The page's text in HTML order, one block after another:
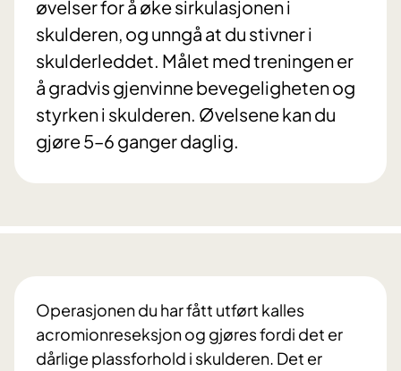
øvelser for å øke sirkulasjonen i
skulderen, og unngå at du stivner i
skulderleddet. Målet med treningen er
å gradvis gjenvinne bevegeligheten og
styrken i skulderen. Øvelsene kan du
gjøre 5–6 ganger daglig.
Operasjonen du har fått utført kalles
acromionreseksjon og gjøres fordi det er
dårlige plassforhold i skulderen. Det er